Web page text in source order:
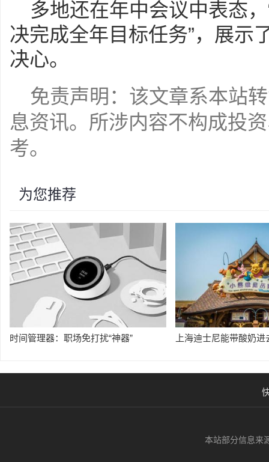
多地还在年中会议中表态
决完成全年目标任务”，展示
决心。
免责声明：该文章系本站
息资讯。所涉内容不构成投
考。
为您推荐
时间管理器：职场免打扰“神器” 上海迪士尼能带酸奶进
本站部分信息来